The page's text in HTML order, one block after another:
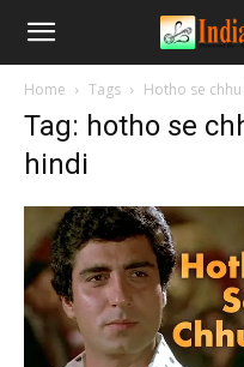
Home Tags Hotho se
Tag: hotho se
hindi